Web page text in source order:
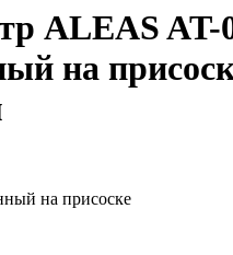
ALEAS AT-
на
на присоске